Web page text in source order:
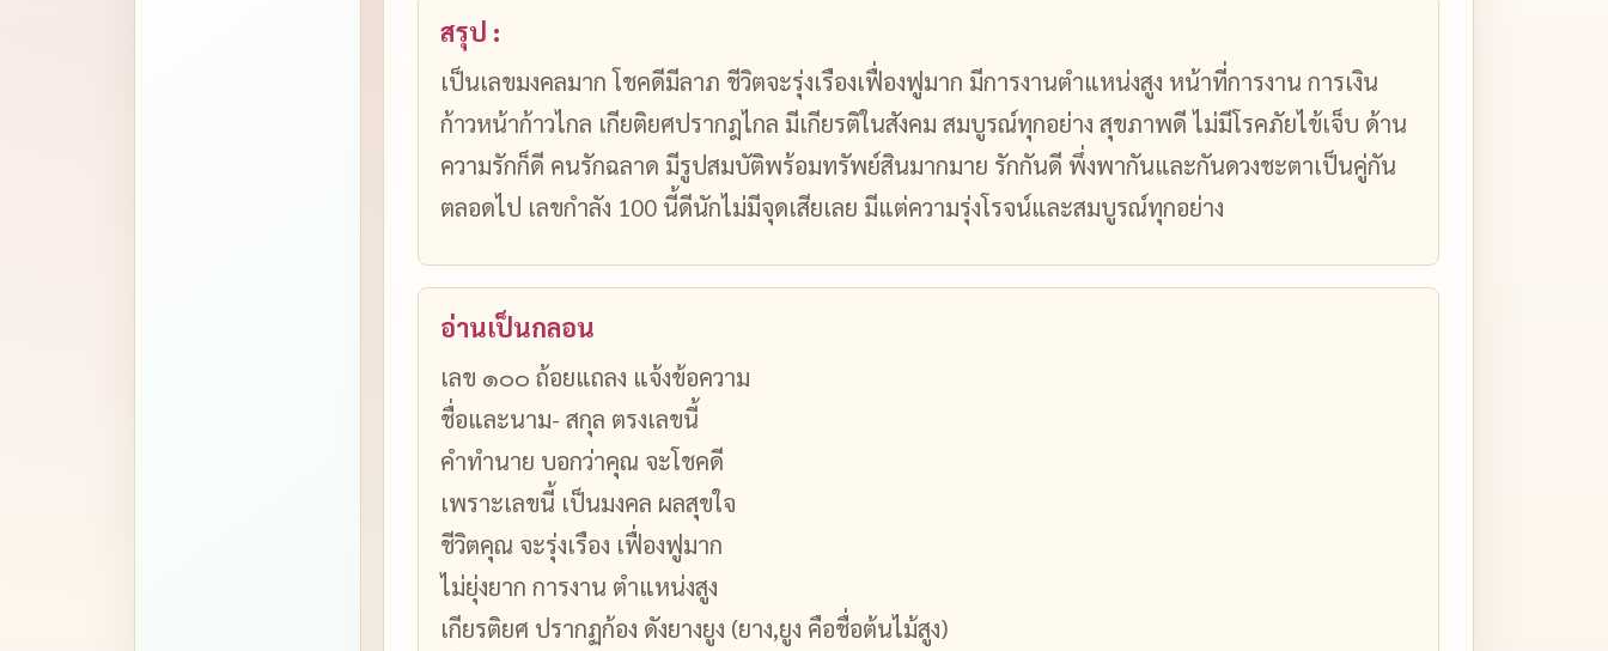
สรุป :
เป็นเลขมงคลมาก โชคดีมีลาภ ชีวิตจะรุ่งเรืองเฟื่องฟูมาก มีการงานตำแหน่งสูง หน้าที่การงาน การเงิน
ก้าวหน้าก้าวไกล เกียติยศปรากฎไกล มีเกียรติในสังคม สมบูรณ์ทุกอย่าง สุขภาพดี ไม่มีโรคภัยไข้เจ็บ ด้าน
ความรักก็ดี คนรักฉลาด มีรูปสมบัติพร้อมทรัพย์สินมากมาย รักกันดี พึ่งพากันและกันดวงชะตาเป็นคู่กัน
ตลอดไป เลขกำลัง 100 นี้ดีนักไม่มีจุดเสียเลย มีแต่ความรุ่งโรจน์และสมบูรณ์ทุกอย่าง
อ่านเป็นกลอน
เลข ๑๐๐ ถ้อยแถลง แจ้งข้อความ
ชื่อและนาม- สกุล ตรงเลขนี้
คำทำนาย บอกว่าคุณ จะโชคดี
เพราะเลขนี้ เป็นมงคล ผลสุขใจ
ชีวิตคุณ จะรุ่งเรือง เฟื่องฟูมาก
ไม่ยุ่งยาก การงาน ตำแหน่งสูง
เกียรติยศ ปรากฏก้อง ดังยางยูง (ยาง,ยูง คือชื่อต้นไม้สูง)